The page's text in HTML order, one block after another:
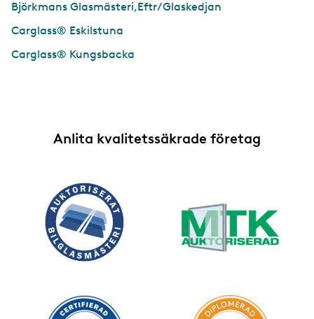
Björkmans Glasmästeri,Eftr/Glaskedjan
Carglass® Eskilstuna
Carglass® Kungsbacka
Anlita kvalitetssäkrade företag